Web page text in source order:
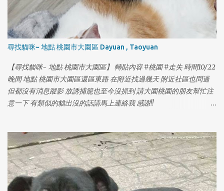
1
尋找貓咪~ 地點 桃園市大園區 Dayuan , Taoyuan
【尋找貓咪~ 地點 桃園市大園區】 轉貼內容 #桃園 #走失 時間10/22
晚間 地點 桃園市大園區還區東路 在附近找過幾天 附近社區也問過
但都沒有消息蹤影 放誘捕籠也至今沒抓到 請大園桃園的朋友幫忙注
意一下 有類似的貓出沒的話請馬上連絡我 感謝!!